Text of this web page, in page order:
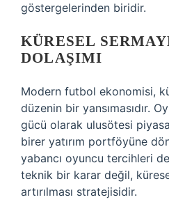
göstergelerinden biridir.
KÜRESEL
DOLAŞIMI
Modern futbol ekonomisi,
düzenin bir yansımasıdır.
gücü olarak ulusötesi
birer yatırım portföyüne
yabancı oyuncu tercihleri
teknik bir karar değil,
artırılması stratejisidir.